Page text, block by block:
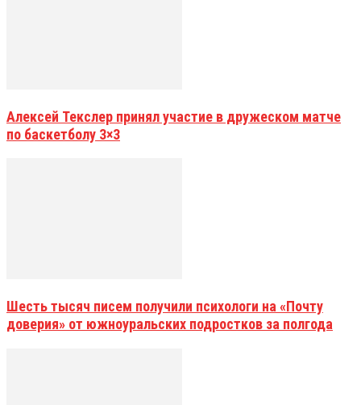
Алексей Текслер принял участие в дружеском матче
по баскетболу 3×3
Шесть тысяч писем получили психологи на «Почту
доверия» от южноуральских подростков за полгода